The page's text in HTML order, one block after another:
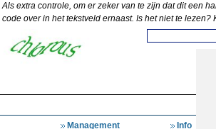
Als extra controle, om er zeker van te zijn dat dit een
code over in het tekstveld ernaast. Is het niet te lezen?
Management Info